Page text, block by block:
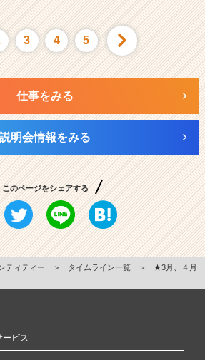
3 4 5
仕事をみる
説明会情報をみる
このページをシェアする
ティティー ＞ タイムライン一覧 ＞
★3月、４月
ービス